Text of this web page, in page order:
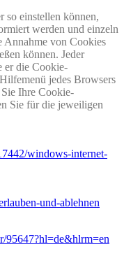
so einstellen können,
werden und einzeln
Annahme von Cookies
können. Jeder
er die Cookie-
jedes Browsers
Ihre Cookie-
Sie für die jeweiligen
windows-internet-
und-ablehnen
95647?hl=de&hlrm=en